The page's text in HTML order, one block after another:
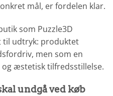
mål, er fordelen klar.
som Puzzle3D
til udtryk: produktet
men som en
æstetisk tilfredsstillelse.
undgå ved køb